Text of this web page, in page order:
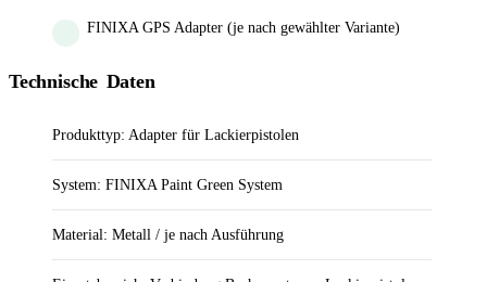
FINIXA GPS Adapter (je nach gewählter Variante)
Technische Daten
Produkttyp: Adapter für Lackierpistolen
System: FINIXA Paint Green System
Material: Metall / je nach Ausführung